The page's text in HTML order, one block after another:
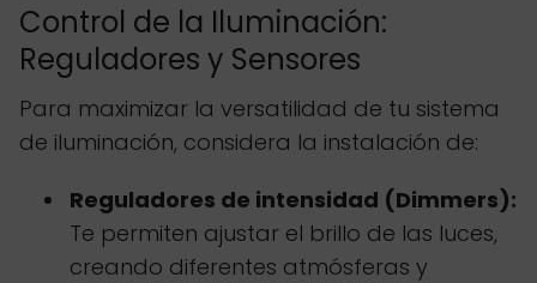
Control de la Iluminación:
Reguladores y Sensores
Para maximizar la versatilidad de tu sistema
de iluminación, considera la instalación de:
Reguladores de intensidad (Dimmers):
Te permiten ajustar el brillo de las luces,
creando diferentes atmósferas y